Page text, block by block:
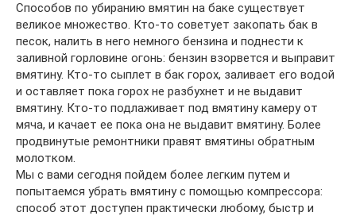
Способов по убиранию вмятин на баке существует
великое множество. Кто-то советует закопать бак в
песок, налить в него немного бензина и поднести к
заливной горловине огонь: бензин взорвется и выправит
вмятину. Кто-то сыплет в бак горох, заливает его водой
и оставляет пока горох не разбухнет и не выдавит
вмятину. Кто-то подлаживает под вмятину камеру от
мяча, и качает ее пока она не выдавит вмятину. Более
продвинутые ремонтники правят вмятины обратным
молотком.
Мы с вами сегодня пойдем более легким путем и
попытаемся убрать вмятину с помощью компрессора:
способ этот доступен практически любому, быстр и